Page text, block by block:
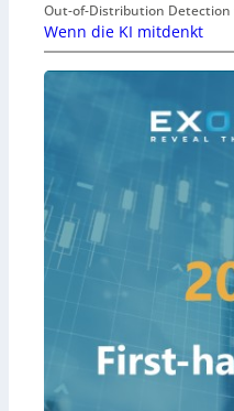
Out-of-Distribution
Wenn die KI mitdenkt